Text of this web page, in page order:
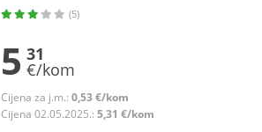
(5)
5 31
€/kom
Cijena za j.m.: 0,53 €/kom
Cijena 02.05.2025.: 5,31 €/kom